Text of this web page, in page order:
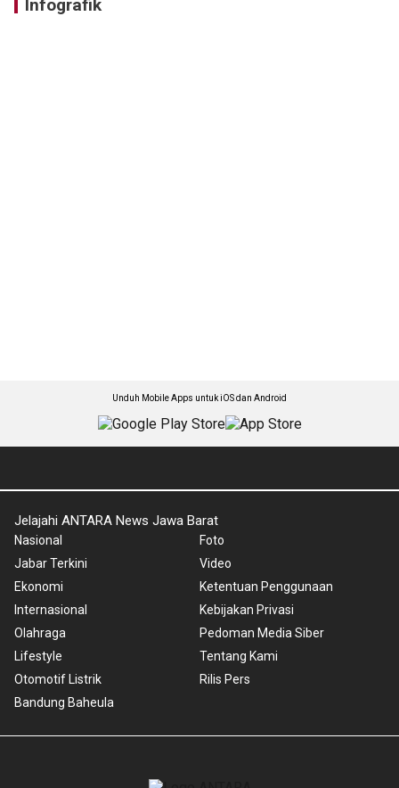
Infografik
Unduh Mobile Apps untuk iOS dan Android
Jelajahi ANTARA News Jawa Barat
Nasional
Jabar Terkini
Ekonomi
Internasional
Olahraga
Lifestyle
Otomotif Listrik
Bandung Baheula
Foto
Video
Ketentuan Penggunaan
Kebijakan Privasi
Pedoman Media Siber
Tentang Kami
Rilis Pers